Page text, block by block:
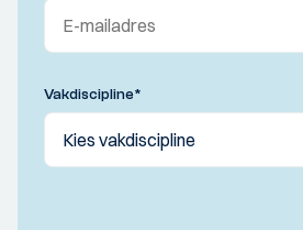
Vakdiscipline*